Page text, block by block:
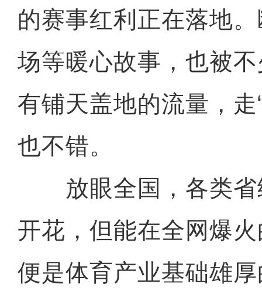
的赛事红利正在落地
场等暖心故事，也被
有铺天盖地的流量，走
也不错。
放眼全国，各类省
开花，但能在全网爆
便是体育产业基础雄厚